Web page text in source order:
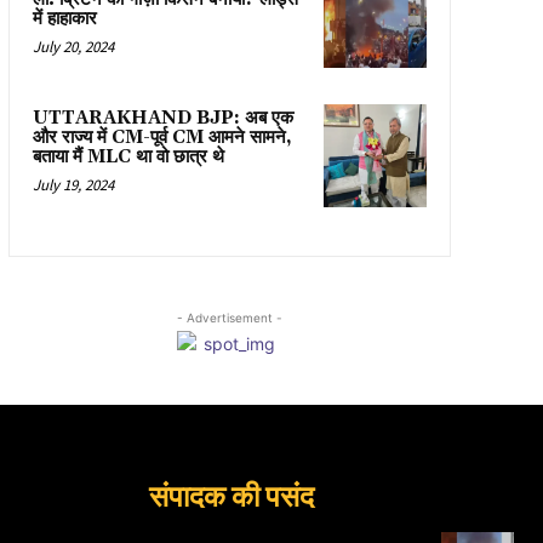
में हाहाकार
July 20, 2024
UTTARAKHAND BJP: अब एक
और राज्य में CM-पूर्व CM आमने सामने,
बताया मैं MLC था वो छात्र थे
July 19, 2024
- Advertisement -
संपादक की पसंद